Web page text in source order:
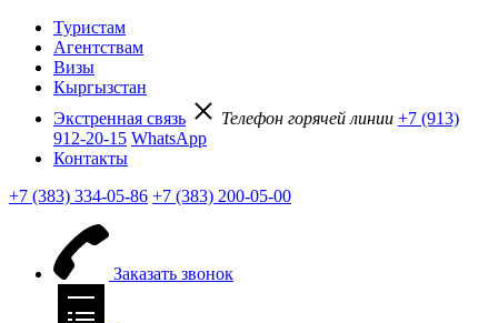
Туристам
Агентствам
Визы
Кыргызстан
Экстренная связь
Телефон горячей линии +7 (913)
912-20-15 WhatsApp
Контакты
+7 (383) 334-05-86 +7 (383) 200-05-00
Заказать звонок